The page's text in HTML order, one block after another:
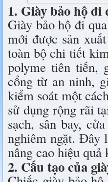
1. Giày bảo hộ
Giày bảo hộ đi
mới được sản
toàn bộ chi tiết
polyme tiên tiến,
cổng từ an ninh,
kiểm soát một
sử dụng rộng rãi
sạch, sân bay,
nghiêm ngặt. Đây
nâng cao hiệu
2. Cấu tạo của